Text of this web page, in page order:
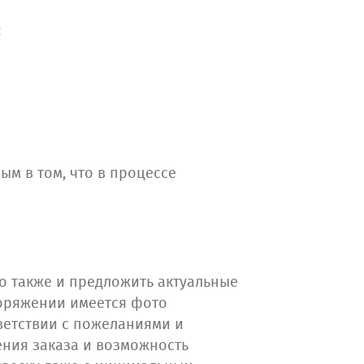
в том, что в процессе
и предложить актуальные
имеется фото
с пожеланиями и
заказа и возможность